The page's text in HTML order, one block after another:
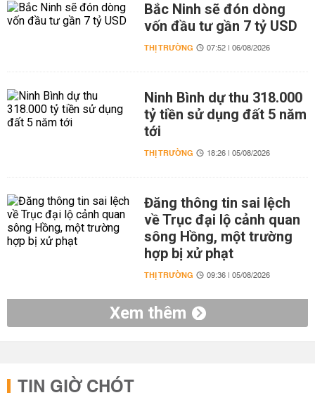
Bắc Ninh sẽ đón dòng
vốn đầu tư gần 7 tỷ USD
THỊ TRƯỜNG 07:52 | 06/08/2026
Ninh Bình dự thu 318.000
tỷ tiền sử dụng đất 5 năm
tới
THỊ TRƯỜNG 18:26 | 05/08/2026
Đăng thông tin sai lệch
về Trục đại lộ cảnh quan
sông Hồng, một trường
hợp bị xử phạt
THỊ TRƯỜNG 09:36 | 05/08/2026
Xem thêm
TIN GIỜ CHÓT